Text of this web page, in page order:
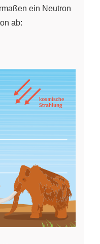
ein Neutron
ab: